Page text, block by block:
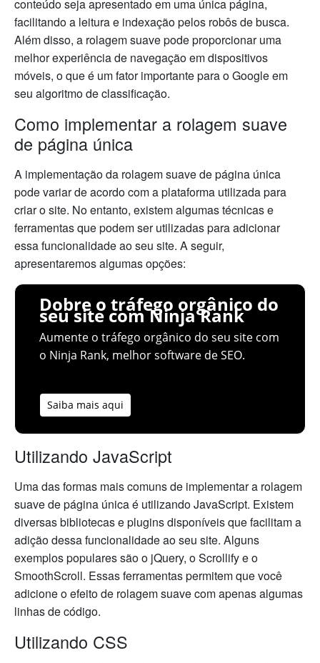
conteúdo seja apresentado em uma única página,
facilitando a leitura e indexação pelos robôs de busca.
Além disso, a rolagem suave pode proporcionar uma
melhor experiência de navegação em dispositivos
móveis, o que é um fator importante para o Google em
seu algoritmo de classificação.
Como implementar a rolagem suave
de página única
A implementação da rolagem suave de página única
pode variar de acordo com a plataforma utilizada para
criar o site. No entanto, existem algumas técnicas e
ferramentas que podem ser utilizadas para adicionar
essa funcionalidade ao seu site. A seguir,
apresentaremos algumas opções:
Dobre o tráfego orgânico do
seu site com Ninja Rank
Aumente o tráfego orgânico do seu site com
o Ninja Rank, melhor software de SEO.
Saiba mais aqui
Utilizando JavaScript
Uma das formas mais comuns de implementar a rolagem
suave de página única é utilizando JavaScript. Existem
diversas bibliotecas e plugins disponíveis que facilitam a
adição dessa funcionalidade ao seu site. Alguns
exemplos populares são o jQuery, o Scrollify e o
SmoothScroll. Essas ferramentas permitem que você
adicione o efeito de rolagem suave com apenas algumas
linhas de código.
Utilizando CSS